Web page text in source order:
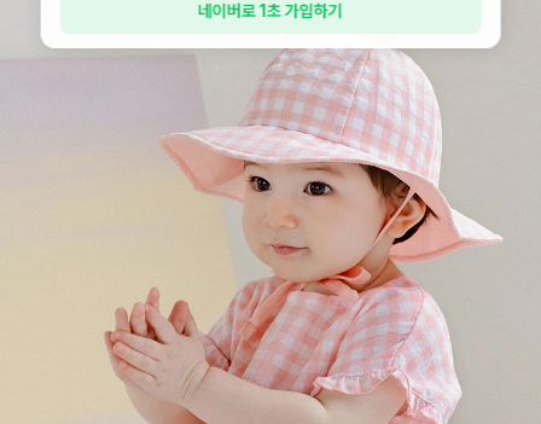
네이버로 1초 가입하기